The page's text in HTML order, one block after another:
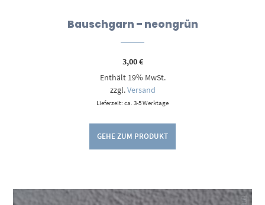
Bauschgarn – neongrün
3,00€
Enthält 19% MwSt.
zzgl.Versand
Lieferzeit: ca. 3-5 Werktage
GEHE ZUM PRODUKT